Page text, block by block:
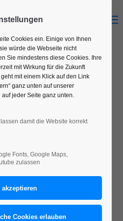
WOCHE
Selbstdarstellung als
Erscheinungsbild für sich
(Grafik-Designer,
usw.) oder für eine fiktive
Format (Agentur, Büro,
usw.). Wie würde
Branche darstellen –
oder eher originell und
Cookies ein. Einige von Ihnen
würde die Webseite nicht
Sie mindestens diese Cookies. Ihre
mit Wirkung für die Zukunft
mit einem Klick auf den Link
ganz unten auf unserer
jeder Seite ganz unten.
damit die Website korrekt
Fonts, Google Maps,
zulassen